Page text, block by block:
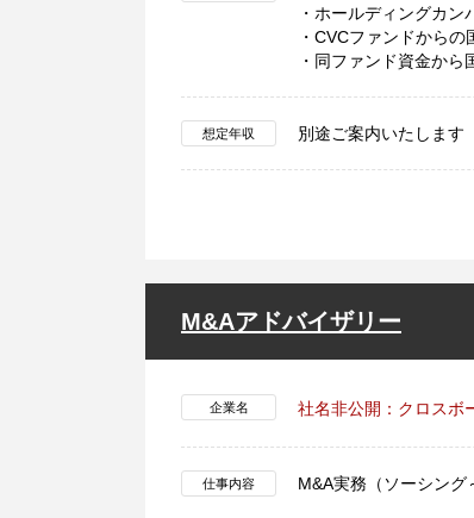
・ホールディングカン
・CVCファンドから
・同ファンド資金から
想定年収 別途ご案内いたします
M&Aアドバイザリー
企業名 社名非公開：クロスボ
仕事内容 M&A実務（ソーシング